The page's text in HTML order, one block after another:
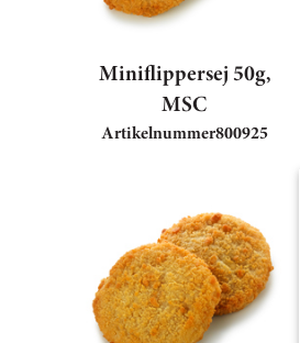
Miniflippersej 50g,
MSC
Artikelnummer800925